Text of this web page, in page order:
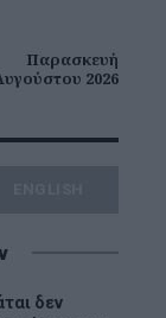
Παρασκευή
2026
δεν